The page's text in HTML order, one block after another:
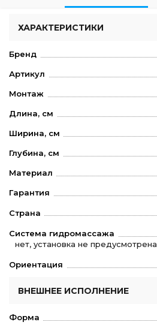
ХАРАКТЕРИСТИКИ
Бренд
Артикул
Монтаж
Длина, см
Ширина, см
Глубина, см
Материал
Гарантия
Страна
Система гидромассажа
нет, установка не предусмотрена
Ориентация
ВНЕШНЕЕ ИСПОЛНЕНИЕ
Форма